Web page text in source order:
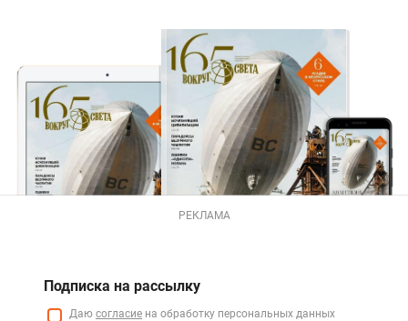
РЕКЛАМА
Подписка на рассылку
Даю согласие на обработку персональных данных